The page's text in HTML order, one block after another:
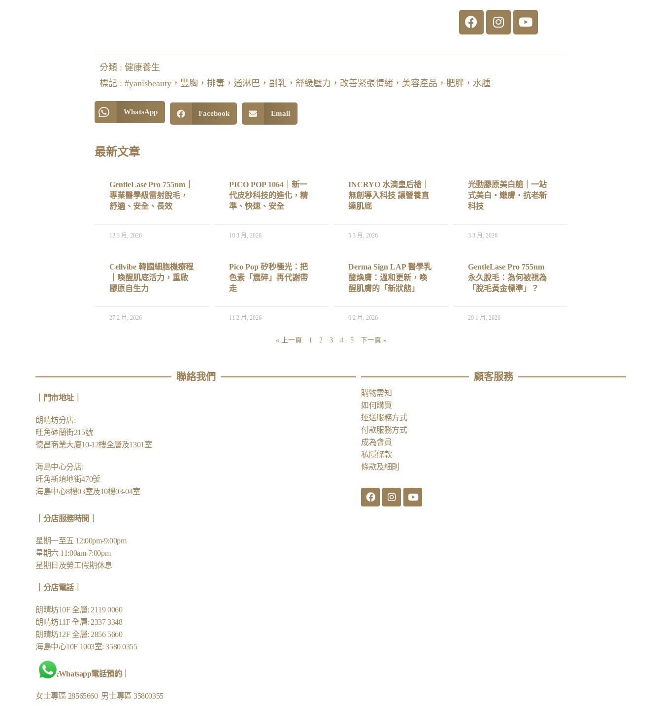
分類 : 健康養生
標記 : #yanisbeauty，豐胸，排毒，通淋巴，副乳，舒緩壓力，改善緊張情緒，美容產品，肥胖，水腫
WhatsApp Facebook Email
最新文章
GentleLase Pro 755nm｜
專業醫學級雷射脫毛，
舒適、安全、長效
12 3 月, 2026
PICO POP 1064｜新一
代皮秒科技的進化，精
準、快速、安全
10 3 月, 2026
INCRYO 水滴皇后槍｜
無創導入科技 讓營養直
達肌底
5 3 月, 2026
光動膠原美白艙｜一站
式美白‧嫩膚‧抗老新
科技
3 3 月, 2026
Cellvibe 韓國細胞機療程
｜喚醒肌底活力，重啟
膠原自生力
27 2 月, 2026
Pico Pop 矽秒極光：把
色素「震碎」再代謝帶
走
11 2 月, 2026
Derma Sign LAP 醫學乳
酸煥膚：溫和更新，喚
醒肌膚的「新狀態」
6 2 月, 2026
GentleLase Pro 755nm
永久脫毛：為何被視為
「脫毛黃金標準」？
29 1 月, 2026
« 上一頁 1 2 3 4 5 下一頁 »
聯絡我們
門市地址｜
朗晴坊分店:
旺角砵蘭街215號
德昌商業大廈10-12樓全層及1301室
海島中心分店:
旺角新填地街470號
海島中心8樓03室及10樓03-04室
｜分店服務時間｜
星期一至五 12:00pm-9:00pm
星期六 11:00am-7:00pm
星期日及勞工假期休息
分店電話｜
朗晴坊10F 全層: 2119 0060
朗晴坊11F 全層: 2337 3348
朗晴坊12F 全層: 2856 5660
海島中心10F 1003室: 3580 0355
｜ 特快Whatsapp電話預約｜
女士專區 28565660 男士專區35800355
顧客服務​
購物需知
如何購買
運送服務方式
付款服務方式
成為會員
私隱條款
條款及細則